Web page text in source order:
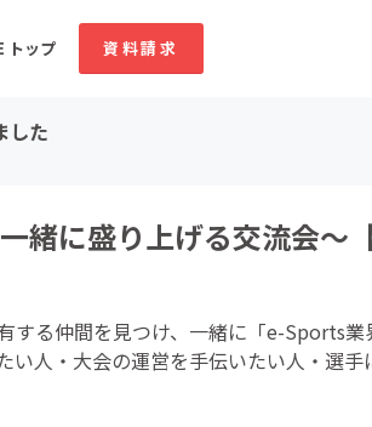
トップ 資料請求
フード・飲食店
ファ
した
に盛り上げる交流会～
る仲間を見つけ、一緒に「e-Sports業
い人・大会の運営を手伝いたい人・選